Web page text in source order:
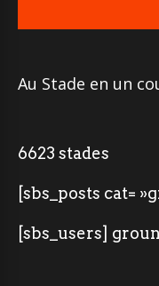
Au Stade en un
6623 stades
[sbs_posts cat=
[sbs_users]